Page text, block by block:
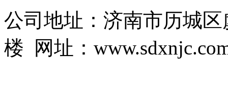
公司地址：济南市历城
楼 网址：